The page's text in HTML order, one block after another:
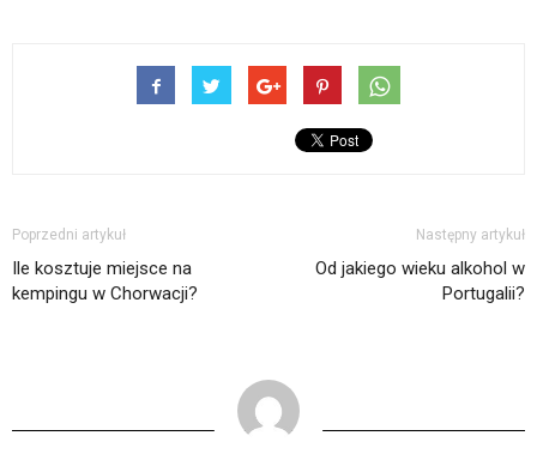
Poprzedni artykuł
Ile kosztuje miejsce na
kempingu w Chorwacji?
Następny artykuł
Od jakiego wieku alkohol w
Portugalii?